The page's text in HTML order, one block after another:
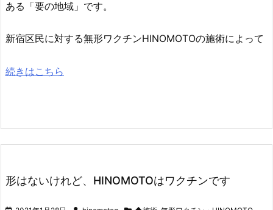
ある「要の地域」です。
新宿区民に対する無形ワクチンHINOMOTOの施術によって
続きはこちら
形はないけれど、HINOMOTOはワクチンです